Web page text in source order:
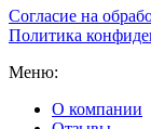
Согласие на
Политика
Меню:
О компании